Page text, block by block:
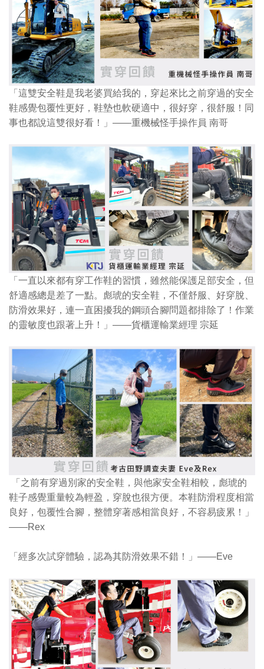
「這雙安全鞋是我老婆買給我的，穿起來比之前穿過的安全
鞋感覺包覆性更好，鞋墊也軟硬適中，很好穿，很舒服！同
事也都說這雙很好看！」——重機械怪手操作員 南哥
「一直以來都有穿工作鞋的習慣，雖然能保護足部安全，但
舒適感總是差了一點。彪琥的安全鞋，不僅舒服、好穿脫、
防滑效果好，連一直困擾我的鋼頭合腳問題都排除了！作業
的靈敏度也跟著上升！
」 ——貨櫃運輸業經理 宗延
「之前有穿過別家的安全鞋，與他家安全鞋相較，彪琥的
鞋子感覺重量較為輕盈，穿脫也很方便。本鞋防滑程度相當
良好，包覆性合腳，整體穿著感相當良好，不容易疲累！」
——Rex
「經多次試穿體驗，認為其防滑效果不錯！ 」 ——Eve